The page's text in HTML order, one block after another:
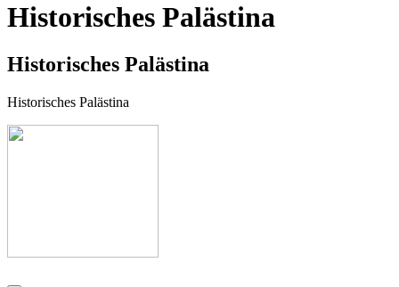
Historisches Palästina
Historisches Palästina
Historisches Palästina